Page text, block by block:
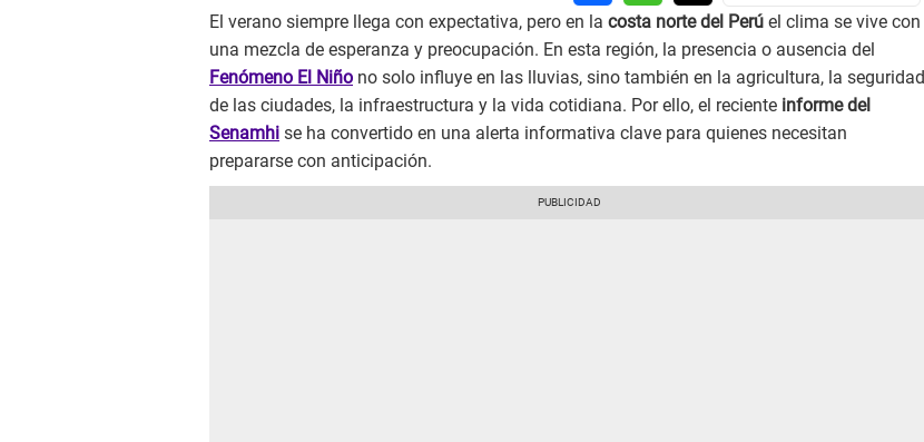
El verano siempre llega con expectativa, pero en la costa norte del Perú el clima se vive con
una mezcla de esperanza y preocupación. En esta región, la presencia o ausencia del
Fenómeno El Niño no solo influye en las lluvias, sino también en la agricultura, la seguridad
de las ciudades, la infraestructura y la vida cotidiana. Por ello, el reciente informe del
Senamhi se ha convertido en una alerta informativa clave para quienes necesitan
prepararse con anticipación.